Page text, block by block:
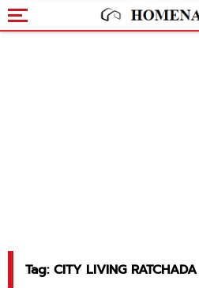
Tag: CITY LIVING RATCHADA